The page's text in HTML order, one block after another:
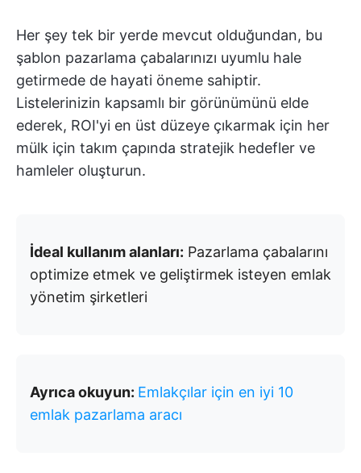
Her şey tek bir yerde mevcut olduğundan, bu
şablon pazarlama çabalarınızı uyumlu hale
getirmede de hayati öneme sahiptir.
Listelerinizin kapsamlı bir görünümünü elde
ederek, ROI'yi en üst düzeye çıkarmak için her
mülk için takım çapında stratejik hedefler ve
hamleler oluşturun.
İdeal kullanım alanları: Pazarlama çabalarını
optimize etmek ve geliştirmek isteyen emlak
yönetim şirketleri
Ayrıca okuyun: Emlakçılar için en iyi 10
emlak pazarlama aracı